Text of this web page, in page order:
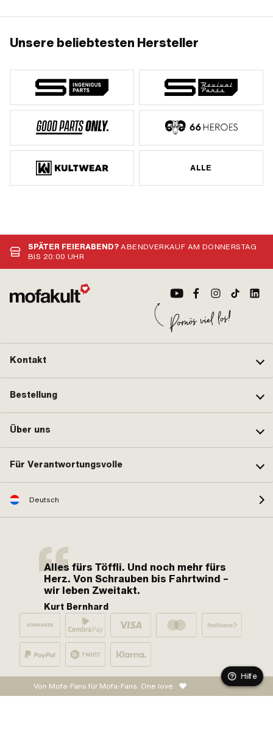
Unsere beliebtesten Hersteller
ALLE
SPÄTER FEIERABEND?ABENDVERKAUF AM DONNERSTAG
BIS 20:00 UHR
Kontakt
Bestellung
Über uns
Für Verantwortungsvolle
Deutsch
Alles fürs Töffli. Und noch mehr fürs
Herz. Von Schrauben bis Fahrtwind –
wir leben Zweitakt.
Kurt Bernhard
Von Mofa-Fans für Mofa-Fans. One love.
Hilfe